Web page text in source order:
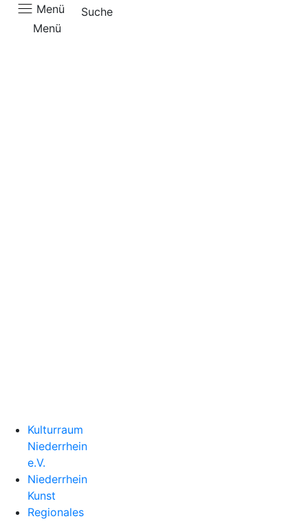
Menü
Suche
Menü
Kulturraum Niederrhein
Kulturraum
Niederrhein
e.V.
Niederrhein
Kunst
Regionales